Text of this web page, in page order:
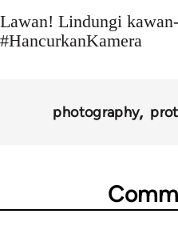
Lawan! Lindungi
#HancurkanKamera
photography